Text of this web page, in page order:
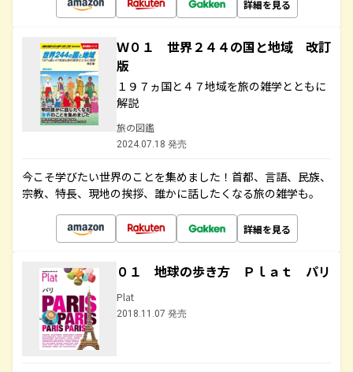
詳細を見る
Ｗ０１ 世界２４４の国と地域 改訂
版
１９７ヵ国と４７地域を旅の雑学とともに
解説
旅の図鑑
2024.07.18 発売
今こそ学びたい世界のことを集めました！首都、言語、民族、
宗教、特長、現地の挨拶、誰かに話したくなる旅の雑学も。
詳細を見る
０１ 地球の歩き方 Ｐｌａｔ パリ
Plat
2018.11.07 発売